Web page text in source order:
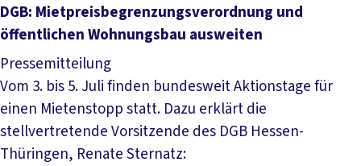
Artikel lesen
DGB: Mietpreisbegrenzungsverordnung und
öffentlichen Wohnungsbau ausweiten
Pressemitteilung
Vom 3. bis 5. Juli finden bundesweit Aktionstage für
einen Mietenstopp statt. Dazu erklärt die
stellvertretende Vorsitzende des DGB Hessen-
Thüringen, Renate Sternatz: